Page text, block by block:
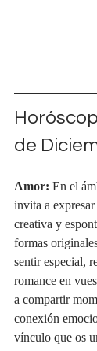
de
Amor: En el
invita a
creativa y
formas
sentir especial,
romance en
a compartir
conexión
vínculo que os